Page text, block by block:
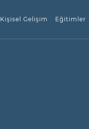
Kişisel Gelişim Eğitimler